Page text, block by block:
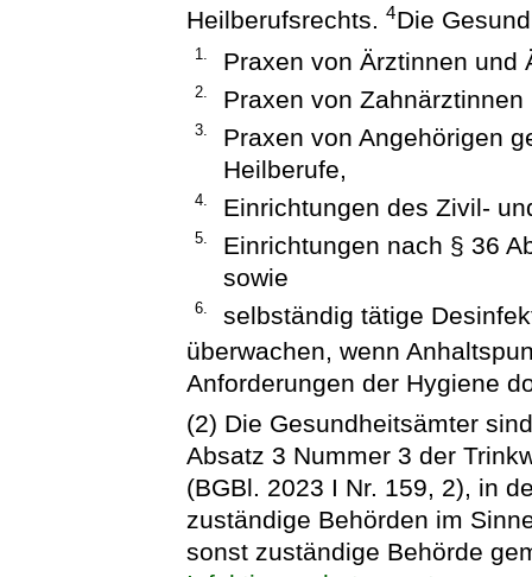
Heilberufsrechts.4Die
1. Praxen von Ärztinnen und
2. Praxen von
3.
Praxen von Angehörigen
Heilberufe,
4. Einrichtungen des Zivil-
5.
Einrichtungen nach § 36
sowie
6.
selbständig tätige
überwachen, wenn
Anforderungen der Hygiene
(2) Die Gesundheitsämter
Absatz 3 Nummer 3 der
(BGBl. 2023 I Nr. 159, 2), in
zuständige Behörden im
sonst zuständige Behörde